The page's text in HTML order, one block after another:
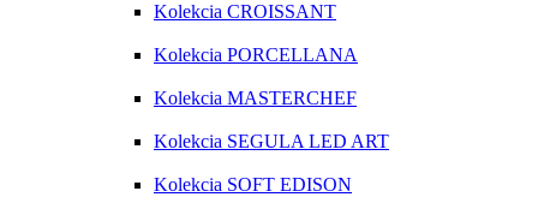
Kolekcia CROISSANT
Kolekcia PORCELLANA
Kolekcia MASTERCHEF
Kolekcia SEGULA LED ART
Kolekcia SOFT EDISON